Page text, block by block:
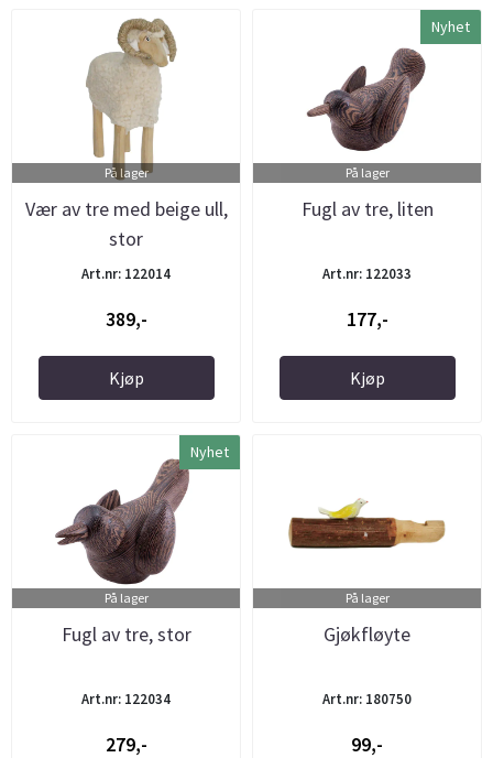
På lager
Vær av tre med beige ull,
stor
Art.nr: 122014
389,-
Kjøp
Nyhet
På lager
Fugl av tre, liten
Art.nr: 122033
177,-
Kjøp
Nyhet
På lager
Fugl av tre, stor
Art.nr: 122034
279,-
På lager
Gjøkfløyte
Art.nr: 180750
99,-